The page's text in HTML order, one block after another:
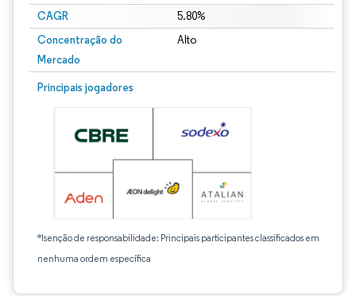
CAGR 5.80%
Concentração do
Mercado
Alto
Principais jogadores
*Isenção de responsabilidade: Principais participantes classificados em
nenhuma ordem específica